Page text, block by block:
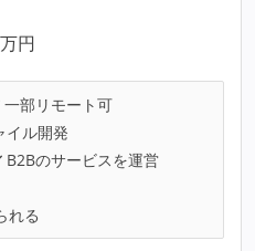
万円
一部リモート可
イル開発
B2Bのサービスを運営
れる